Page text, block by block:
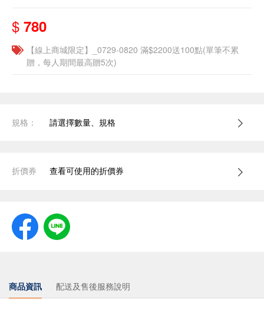
$ 780
【線上商城限定】_0729-0820 滿$2200送100點(單筆不累
贈，每人期間最高贈5次)
規格： 請選擇數量、規格
折價券 查看可使用的折價券
商品資訊 配送及售後服務說明